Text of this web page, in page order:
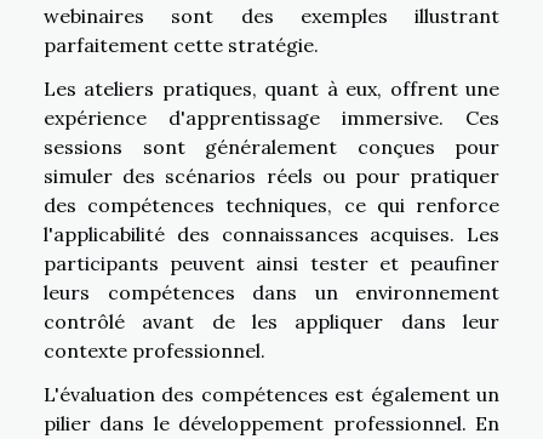
webinaires sont des exemples illustrant
parfaitement cette stratégie.
Les ateliers pratiques, quant à eux, offrent une
expérience d'apprentissage immersive. Ces
sessions sont généralement conçues pour
simuler des scénarios réels ou pour pratiquer
des compétences techniques, ce qui renforce
l'applicabilité des connaissances acquises. Les
participants peuvent ainsi tester et peaufiner
leurs compétences dans un environnement
contrôlé avant de les appliquer dans leur
contexte professionnel.
L'évaluation des compétences est également un
pilier dans le développement professionnel. En